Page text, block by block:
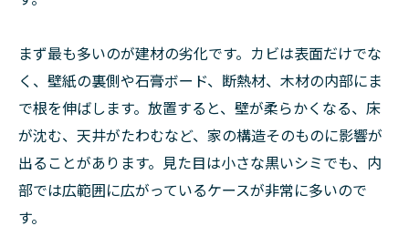
まず最も多いのが建材の劣化です。カビは表面だけでな
く、壁紙の裏側や石膏ボード、断熱材、木材の内部にま
で根を伸ばします。放置すると、壁が柔らかくなる、床
が沈む、天井がたわむなど、家の構造そのものに影響が
出ることがあります。見た目は小さな黒いシミでも、内
部では広範囲に広がっているケースが非常に多いので
す。